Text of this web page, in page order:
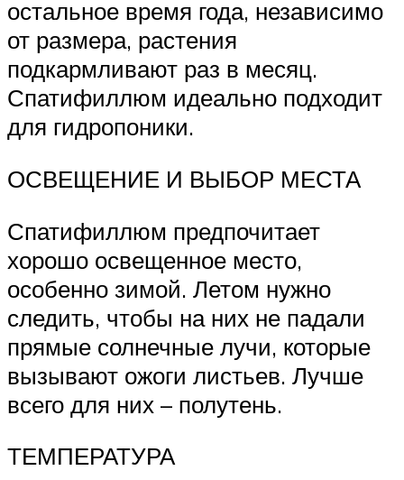
остальное время года, независимо
от размера, растения
подкармливают раз в ме­сяц.
Спатифиллюм идеально подходит
для гид­ропоники.
ОСВЕЩЕНИЕ И ВЫБОР МЕСТА
Спатифиллюм предпочитает
хорошо ос­вещенное место,
особенно зимой. Летом нужно
следить, чтобы на них не падали
прямые солнечные лучи, которые
вызывают ожоги листь­ев. Лучше
всего для них – полутень.
ТЕМПЕРАТУРА